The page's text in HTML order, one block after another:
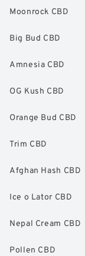
Moonrock CBD
Big Bud CBD
Amnesia CBD
OG Kush CBD
Orange Bud CBD
Trim CBD
Afghan Hash CBD
Ice o Lator CBD
Nepal Cream CBD
Pollen CBD